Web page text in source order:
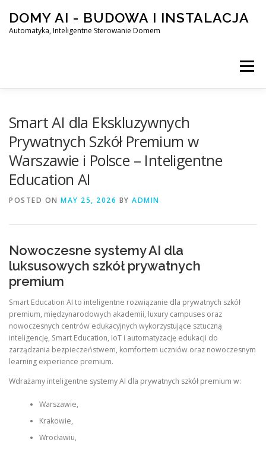
content
DOMY AI - BUDOWA I INSTALACJA
Automatyka, Inteligentne Sterowanie Domem
Menu
SMART DOM AI – AUTOMATYKA, INTELIGENTNE
BLOG KONTAKT
Smart AI dla Ekskluzywnych
Prywatnych Szkół Premium w
Warszawie i Polsce – Inteligentne
Education AI
POSTED ON MAY 25, 2026 BY ADMIN
Nowoczesne systemy AI dla
luksusowych szkół prywatnych
premium
Smart Education AI to inteligentne rozwiązanie dla prywatnych szkół
premium, międzynarodowych akademii, luxury campuses oraz
nowoczesnych centrów edukacyjnych wykorzystujące sztuczną
inteligencję, Smart Education, IoT i automatyzację edukacji do
zarządzania bezpieczeństwem, komfortem uczniów oraz nowoczesnym
learning experience premium.
Wdrażamy inteligentne systemy AI dla prywatnych szkół premium w:
Warszawie,
Krakowie,
Wrocławiu,